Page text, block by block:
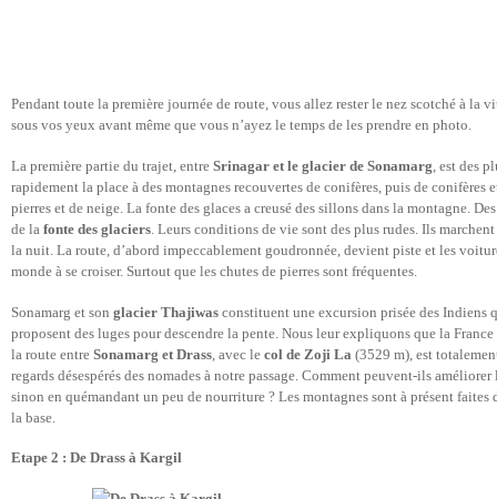
Pendant toute la première journée de route, vous allez rester le nez scotché à la
sous vos yeux avant même que vous n’ayez le temps de les prendre en photo.
La première partie du trajet, entre Srinagar et le glacier de Sonamarg , est des
rapidement la place à des montagnes recouvertes de conifères, puis de conifères
pierres et de neige. La fonte des glaces a creusé des sillons dans la montagne.
de la fonte des glaciers . Leurs conditions de vie sont des plus rudes. Ils
la nuit. La route, d’abord impeccablement goudronnée, devient piste et les
monde à se croiser. Surtout que les chutes de pierres sont fréquentes.
Sonamarg et son glacier Thajiwas constituent une excursion prisée des Indiens
proposent des luges pour descendre la pente. Nous leur expliquons que la
la route entre Sonamarg et Drass , avec le col de Zoji La (3529 m), est
regards désespérés des nomades à notre passage. Comment peuvent-ils
sinon en quémandant un peu de nourriture ? Les montagnes sont à présent faites
la base.
Etape 2 : De Drass à Kargil